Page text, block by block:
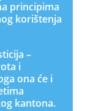
principima
korištenja
–
i
ona će i
kantona.